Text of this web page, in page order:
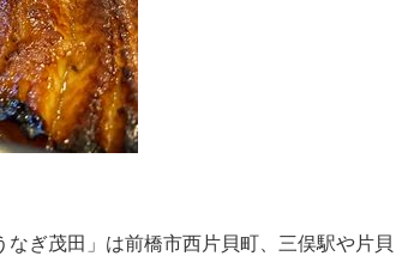
なぎ茂田」は前橋市西片貝町、三俣駅や片貝